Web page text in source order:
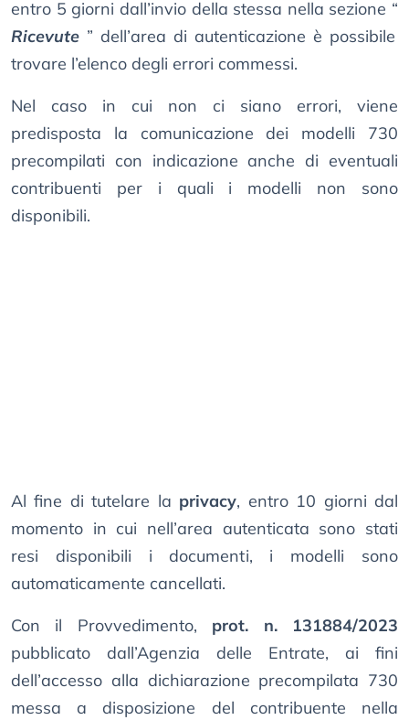
entro 5 giorni dall’invio della stessa nella sezione “
Ricevute ” dell’area di autenticazione è possibile
trovare l’elenco degli errori commessi.
Nel caso in cui non ci siano errori, viene
predisposta la comunicazione dei modelli 730
precompilati con indicazione anche di eventuali
contribuenti per i quali i modelli non sono
disponibili.
Al fine di tutelare la privacy, entro 10 giorni dal
momento in cui nell’area autenticata sono stati
resi disponibili i documenti, i modelli sono
automaticamente cancellati.
Con il Provvedimento, prot. n. 131884/2023
pubblicato dall’Agenzia delle Entrate, ai fini
dell’accesso alla dichiarazione precompilata 730
messa a disposizione del contribuente nella